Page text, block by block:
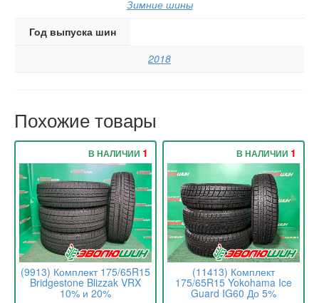
Зимние шины
Год выпуска шин
2018
Похожие товары
(9913) Комплект 175/65R15
Bridgestone Blizzak VRX
10% и 20%
В НАЛИЧИИ 1
(11413) Комплект
175/65R15 Yokohama Ice
Guard IG60 До 5%
В НАЛИЧИИ 1